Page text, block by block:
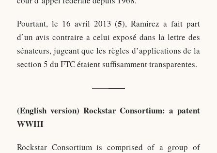
Pourtant, le 16 avril 2013 (5), Ramirez a fait part
d’un avis contraire a celui exposé dans la lettre des
sénateurs, jugeant que les règles d’applications de la
section 5 du FTC étaient suffisamment transparentes.
————
(English version) Rockstar Consortium: a patent
WWIII
Rockstar Consortium is comprised of a group of